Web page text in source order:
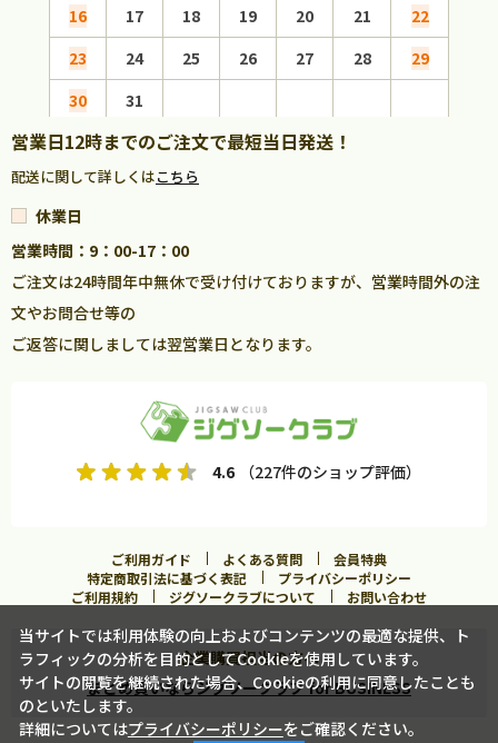
16
17 18 19 20 21
22
23
24 25 26 27 28
29
30
31
営業日12時までのご注文で最短当日発送！
配送に関して詳しくはこちら
休業日
営業時間：9：00-17：00
ご注文は24時間年中無休で受け付けておりますが、営業時間外の注
文やお問合せ等の
ご返答に関しましては翌営業日となります。
4.6 （227件のショップ評価）
ご利用ガイド よくある質問
会員特典
特定商取引法に基づく表記
プライバシーポリシー
ご利用規約
ジグソークラブについて お問い合わせ
企業購買担当の方へ
まとめ買いならジグソークラブ for BUSINESS
当サイトでは利用体験の向上およびコンテンツの最適な提供、ト
ラフィックの分析を目的としてCookieを使用しています。
サイトの閲覧を継続された場合、Cookieの利用に同意したことも
のといたします。
詳細についてはプライバシーポリシーをご確認ください。